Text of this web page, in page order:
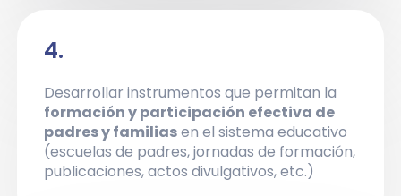
4.
Desarrollar instrumentos que permitan la
formación y participación efectiva de
padres y familiasen el sistema educativo
(escuelas de padres, jornadas de formación,
publicaciones, actos divulgativos, etc.)